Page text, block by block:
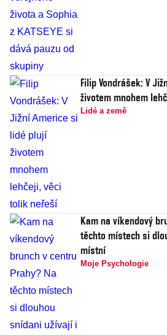
Filip Vondrášek: V
životem mnohem
Lidé a země
Kam na víkendový
těchto místech si
místní
Moje Psychologie